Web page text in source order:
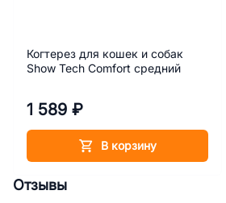
Когтерез для кошек и собак
Show Tech Comfort средний
1 589 ₽
В корзину
Отзывы